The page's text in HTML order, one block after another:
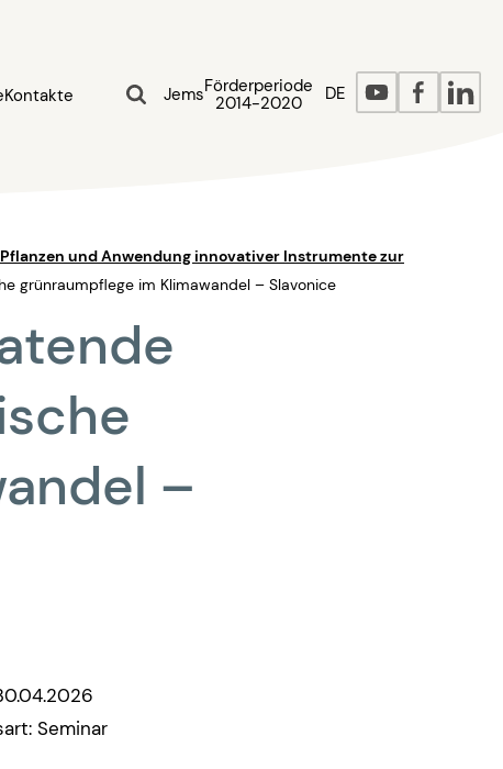
Kontakte JemsFörderperiode
2014-2020
DE
und Anwendung innovativer Instrumente zur
grünraumpflege im Klimawandel – Slavonice
–
Seminar